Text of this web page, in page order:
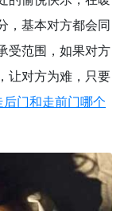
，基本对方都会同
受范围，如果对方
让对方为难，只要
后门和走前门哪个